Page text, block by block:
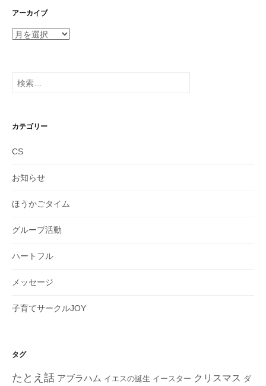
アーカイブ
ア
イ
ブ
検
索:
カテゴリー
CS
お知らせ
ほうかごタイム
グループ活動
ハートフル
メッセージ
子育てサークルJOY
タグ
たとえ話 アブラハム イエスの誕生 イースター クリスマス ダ